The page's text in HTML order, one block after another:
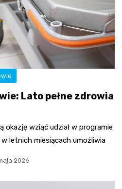
Lato pełne zdrowia
okazję wziąć udział w programie
letnich miesiącach umożliwia
2026